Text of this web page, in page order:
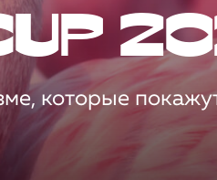
которые